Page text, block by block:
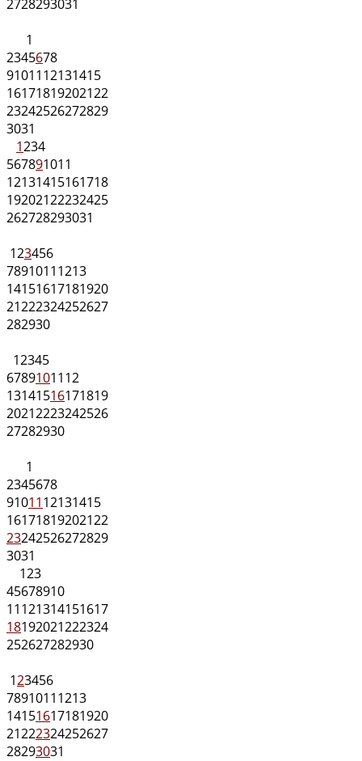
2728293031
1
2345678
9101112131415
16171819202122
23242526272829
3031
1234
567891011
12131415161718
19202122232425
262728293031
123456
78910111213
14151617181920
21222324252627
282930
12345
6789101112
13141516171819
20212223242526
27282930
1
2345678
9101112131415
16171819202122
23242526272829
3031
123
45678910
11121314151617
18192021222324
252627282930
123456
78910111213
14151617181920
21222324252627
28293031